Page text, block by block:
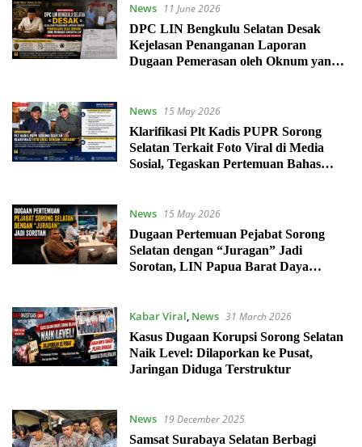
News
11 June 2026
DPC LIN Bengkulu Selatan Desak
Kejelasan Penanganan Laporan
Dugaan Pemerasan oleh Oknum yang
News
15 May 2026
Klarifikasi Plt Kadis PUPR Sorong
Selatan Terkait Foto Viral di Media
Sosial, Tegaskan Pertemuan Bahas
News
15 May 2026
Dugaan Pertemuan Pejabat Sorong
Selatan dengan “Juragan” Jadi
Sorotan, LIN Papua Barat Daya
Kabar Viral, News 31 March 2026
Kasus Dugaan Korupsi Sorong Selatan
Naik Level: Dilaporkan ke Pusat,
Jaringan Diduga Terstruktur
News
19 December 2025
Samsat Surabaya Selatan Berbagi